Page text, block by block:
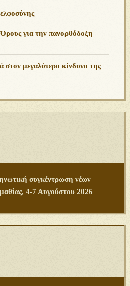
για την πανορθόδοξη
μεγαλύτερο κίνδυνο της
συγκέντρωση νέων
4-7 Αυγούστου 2026